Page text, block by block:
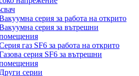
серия за работа на открито
серия за вътрешни
газ SF6 за работа на открито
серия SF6 за вътрешни
Други серии